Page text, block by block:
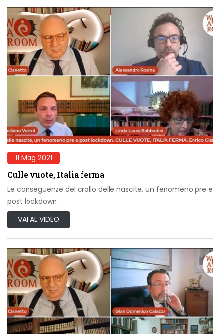
11 Mag 2021
Culle vuote, Italia ferma
Le conseguenze del crollo delle nascite, un fenomeno pre e
post lockdown
VAI AL VIDEO